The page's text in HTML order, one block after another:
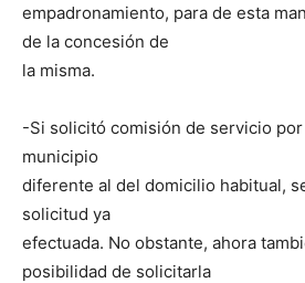
empadronamiento, para de esta
de la concesión de
la misma.
-Si solicitó comisión de servicio
municipio
diferente al del domicilio habitual,
solicitud ya
efectuada. No obstante, ahora
posibilidad de solicitarla